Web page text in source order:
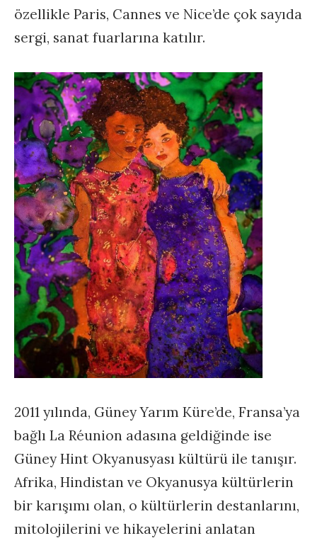
özellikle Paris, Cannes ve Nice’de çok sayıda
sergi, sanat fuarlarına katılır.
2011 yılında, Güney Yarım Küre’de, Fransa’ya
bağlı La Réunion adasına geldiğinde ise
Güney Hint Okyanusyası kültürü ile tanışır.
Afrika, Hindistan ve Okyanusya kültürlerin
bir karışımı olan, o kültürlerin destanlarını,
mitolojilerini ve hikayelerini anlatan